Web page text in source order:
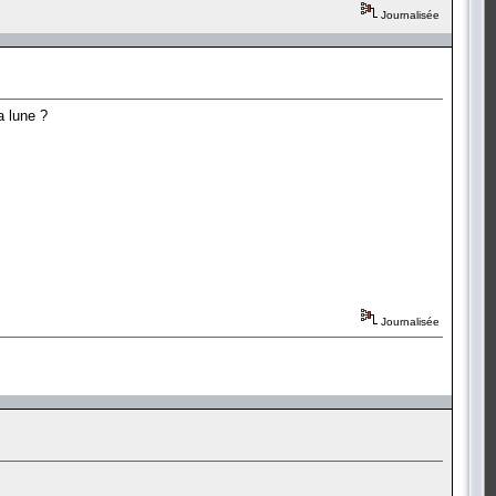
Journalisée
lune ?
Journalisée